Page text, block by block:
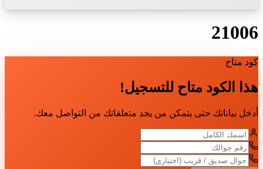
21006
كود متاح
هذا الكود متاح للتسجيل!
أدخل بياناتك حتى يتمكن من يجد متعلقاتك من التواصل معك.